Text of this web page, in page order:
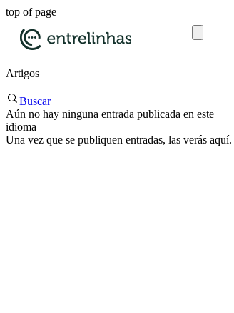
top of page
Artigos
Buscar
Aún no hay ninguna entrada publicada en este
idioma
Una vez que se publiquen entradas, las verás aquí.